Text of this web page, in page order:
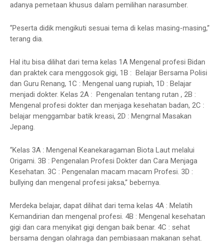
adanya pemetaan khusus dalam pemilihan narasumber.
“Peserta didik mengikuti sesuai tema di kelas masing-masing,”
terang dia.
Hal itu bisa dilihat dari tema kelas 1A Mengenal profesi Bidan
dan praktek cara menggosok gigi, 1B : Belajar Bersama Polisi
dan Guru Renang, 1C : Mengenal uang rupiah, 1D : Belajar
menjadi dokter. Kelas 2A : Pengenalan tentang rutan , 2B :
Mengenal profesi dokter dan menjaga kesehatan badan, 2C :
belajar menggambar batik kreasi, 2D : Mengrnal Masakan
Jepang.
“Kelas 3A : Mengenal Keanekaragaman Biota Laut melalui
Origami. 3B : Pengenalan Profesi Dokter dan Cara Menjaga
Kesehatan. 3C : Pengenalan macam macam Profesi. 3D :
bullying dan mengenal profesi jaksa,” bebernya.
Merdeka belajar, dapat dilihat dari tema kelas 4A : Melatih
Kemandirian dan mengenal profesi. 4B : Mengenal kesehatan
gigi dan cara menyikat gigi dengan baik benar. 4C : sehat
bersama dengan olahraga dan pembiasaan makanan sehat.